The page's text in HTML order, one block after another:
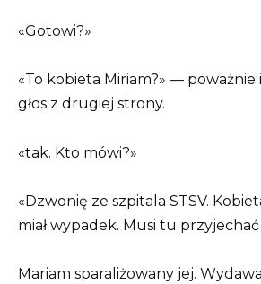
«Gotowi?»
«To kobieta Miriam?» — poważnie
głos z drugiej strony.
«tak. Kto mówi?»
«Dzwonię ze szpitala STSV.
miał wypadek. Musi tu
Mariam sparaliżowany jej.